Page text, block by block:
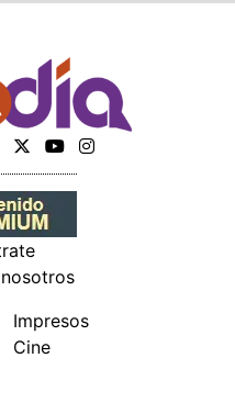
Impresos
Cine